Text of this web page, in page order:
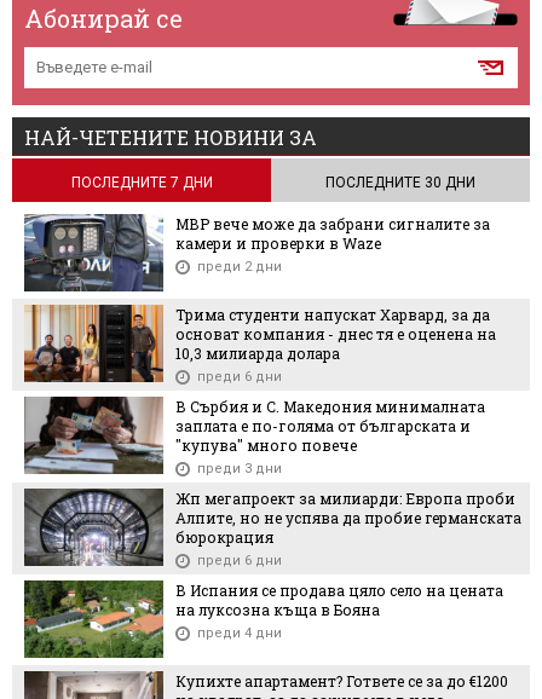
Абонирай се
НАЙ-ЧЕТЕНИТЕ НОВИНИ ЗА
ПОСЛЕДНИТЕ 7 ДНИ ПОСЛЕДНИТЕ 30 ДНИ
МВР вече може да забрани сигналите за
камери и проверки в Waze
преди 2 дни
Трима студенти напускат Харвард, за да
основат компания - днес тя е оценена на
10,3 милиарда долара
преди 6 дни
В Сърбия и С. Македония минималната
заплата е по-голяма от българската и
"купува" много повече
преди 3 дни
Жп мегапроект за милиарди: Европа проби
Алпите, но не успява да пробие германската
бюрокрация
преди 6 дни
В Испания се продава цяло село на цената
на луксозна къща в Бояна
преди 4 дни
Купихте апартамент? Гответе се за до €1200